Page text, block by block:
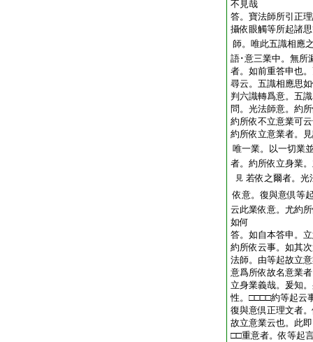
不見哉
答。寶法師所引正
攝依眼觸等所起諸
師。唯此五識相應
語･意三業中。無所
者。如前重答申也
尋云。五識相應思
判六識轉爲意。五
問。光法師意。約
約所依不立意業可
約所依立意業者。
唯一業。以一切業
者。約所依立身業
見 若依之爾者。光
依意。復與意倶等
云此業依意。尤約
如何
答。如自本答申。
約所依云事。如其
法師。由等起故立
意爲所依故名意業
立身業義哉。爰知
性。□□□□約等起云
復與意倶正理文者
故立意業云也。此
□□重意者。依等起